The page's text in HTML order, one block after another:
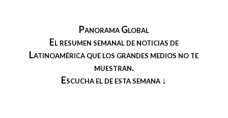
Panorama Global
El resumen semanal de noticias de
Latinoamérica que los grandes medios no te
muestran.
Escucha el de esta semana ↓